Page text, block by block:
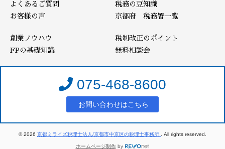
よくあるご質問
お客様の声
税務の豆知識
京都府 税務署一覧
創業ノウハウ
FPの基礎知識
税制改正のポイント
無料相談会
075-468-8600
お問い合わせはこちら
© 2026 京都ミライズ税理士法人/京都市中京区の税理士事務所 . All rights reserved.
ホームページ制作by